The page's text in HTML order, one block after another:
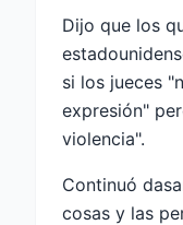
Dijo que los
si los jueces
expresión"
violencia".
Continuó
cosas y las